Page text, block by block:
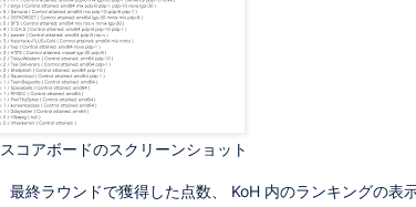
コアボードのスクリーンショット
最終ラウンドで獲得した点数、 KoH 内のランキングの表